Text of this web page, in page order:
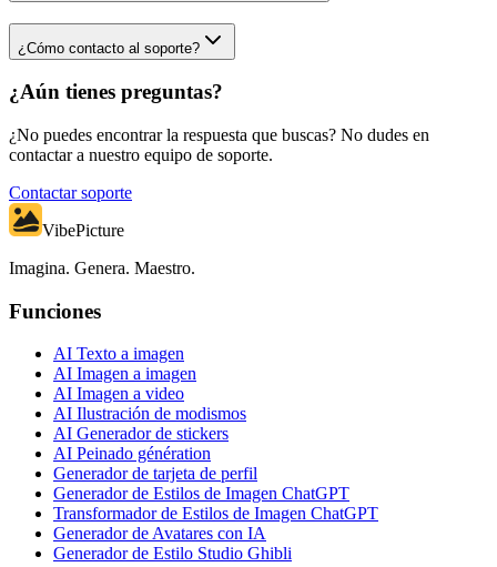
¿Cómo contacto al soporte?
¿Aún tienes preguntas?
¿No puedes encontrar la respuesta que buscas? No dudes en
contactar a nuestro equipo de soporte.
Contactar soporte
VibePicture
Imagina. Genera. Maestro.
Funciones
AI Texto a imagen
AI Imagen a imagen
AI Imagen a video
AI Ilustración de modismos
AI Generador de stickers
AI Peinado génération
Generador de tarjeta de perfil
Generador de Estilos de Imagen ChatGPT
Transformador de Estilos de Imagen ChatGPT
Generador de Avatares con IA
Generador de Estilo Studio Ghibli